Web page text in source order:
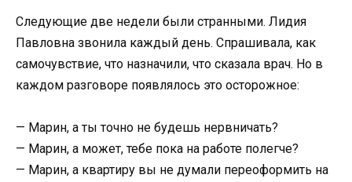
Следующие две недели были странными. Лидия
Павловна звонила каждый день. Спрашивала, как
самочувствие, что назначили, что сказала врач. Но в
каждом разговоре появлялось это осторожное:
— Марин, а ты точно не будешь нервничать?
— Марин, а может, тебе пока на работе полегче?
— Марин, а квартиру вы не думали переоформить на